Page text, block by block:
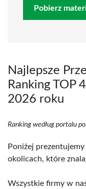
Pobierz
Najlepsze
Ranking TOP
2026 roku
Ranking według portalu
Poniżej
okolicach, które
Wszystkie firmy w